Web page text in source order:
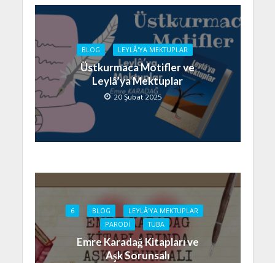
BLOG LEYLÂ'YA MEKTUPLAR
Üstkurmaca Motifler ve
Leylâ’ya Mektuplar
20 Şubat 2025
6 BLOG
LEYLÂ'YA MEKTUPLAR
PARODI
TUBA
Emre Karadağ Kitapları ve
Aşk Sorunsalı